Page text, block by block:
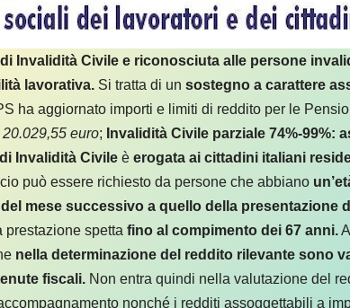
Invalidità Civile e riconosciuta alle persone
lavorativa. Si tratta di un sostegno a carattere
ha aggiornato importi e limiti di reddito per le
euro; Invalidità Civile parziale 74%-99%:
Invalidità Civile è erogata ai cittadini italiani
può essere richiesto da persone che abbiano
mese successivo a quello della presentazione
prestazione spetta fino al compimento dei 67 anni.
nella determinazione del reddito rilevante sono
fiscali. Non entra quindi nella valutazione del
nonché i redditi assoggettabili a